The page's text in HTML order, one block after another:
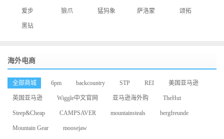
爱步 狼爪 猛犸象 萨洛蒙 颂拓
黑钻
海外电商
全部商城 6pm backcountry STP REI 美国亚马逊
英国亚马逊 Wiggle中文官网 亚马逊海外购 TheHut
Steep&Cheap CAMPSAVER mountainsteals bergfreunde
Mountain Gear moosejaw